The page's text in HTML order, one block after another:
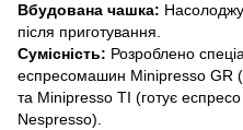
Вбудована чашка:
після приготування.
Сумісність: Розроблено
еспресомашин Minipresso GR
та Minipresso ТІ (готує
Nespresso).